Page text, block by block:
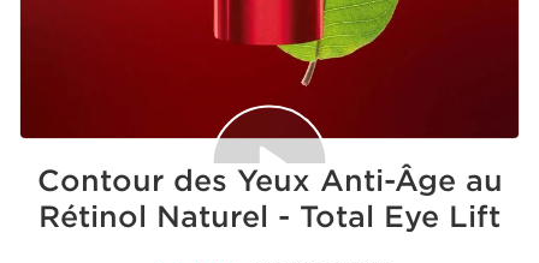
Contour des Yeux Anti-Âge au
Rétinol Naturel - Total Eye Lift